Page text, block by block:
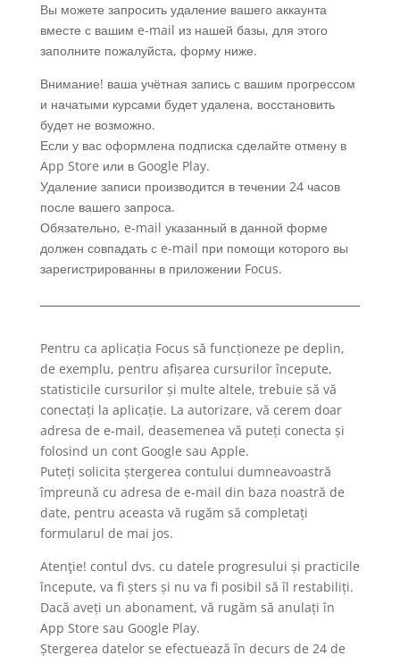
Вы можете запросить удаление вашего аккаунта
вместе с вашим e-mail из нашей базы, для этого
заполните пожалуйста, форму ниже.
Внимание! ваша учётная запись с вашим прогрессом
и начатыми курсами будет удалена, восстановить
будет не возможно.
Если у вас оформлена подписка сделайте отмену в
App Store или в Google Play.
Удаление записи производится в течении 24 часов
после вашего запроса.
Обязательно, e-mail указанный в данной форме
должен совпадать с e-mail при помощи которого вы
зарегистрированны в приложении Focus.
Pentru ca aplicația Focus să funcționeze pe deplin,
de exemplu, pentru afișarea cursurilor începute,
statisticile cursurilor și multe altele, trebuie să vă
conectați la aplicație. La autorizare, vă cerem doar
adresa de e-mail, deasemenea vă puteți conecta și
folosind un cont Google sau Apple.
Puteți solicita ștergerea contului dumneavoastră
împreună cu adresa de e-mail din baza noastră de
date, pentru aceasta vă rugăm să completați
formularul de mai jos.
Atenţie! contul dvs. cu datele progresului și practicile
începute, va fi șters și nu va fi posibil să îl restabiliți.
Dacă aveți un abonament, vă rugăm să anulați în
App Store sau Google Play.
Ștergerea datelor se efectuează în decurs de 24 de